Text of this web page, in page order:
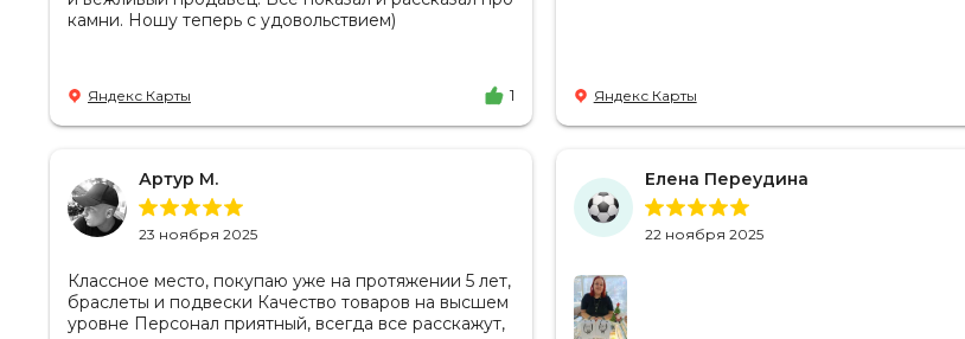
камни. Ношу теперь с удовольствием)
Яндекс Карты 1 Яндекс Карты
Артур М.
23 ноября 2025
Классное место, покупаю уже на протяжении 5 лет,
браслеты и подвески Качество товаров на высшем
уровне Персонал приятный, всегда все расскажут,
Елена Переудина
22 ноября 2025